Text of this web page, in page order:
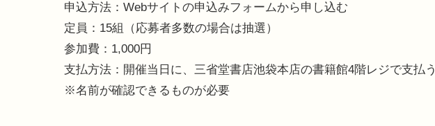
申込方法：Webサイトの申込みフォームから申し込む
定員：15組（応募者多数の場合は抽選）
参加費：1,000円
支払方法：開催当日に、三省堂書店池袋本店の書籍館4階レジで支払う
※名前が確認できるものが必要